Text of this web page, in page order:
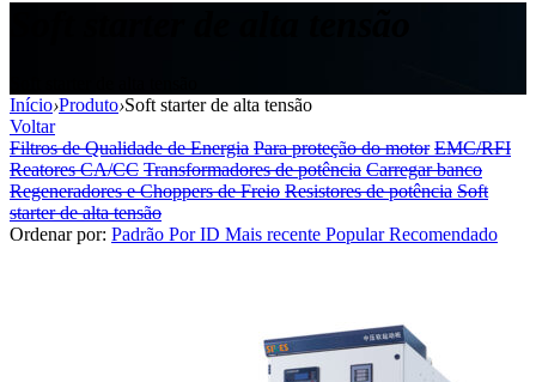
Início›Produto›Soft starter de alta tensão
Voltar
Filtros de Qualidade de Energia Para proteção do motor EMC/RFI
Reatores CA/CC Transformadores de potência Carregar banco
Regeneradores e Choppers de Freio Resistores de potência Soft
starter de alta tensão
Ordenar por: Padrão Por ID Mais recente PopularRecomendado